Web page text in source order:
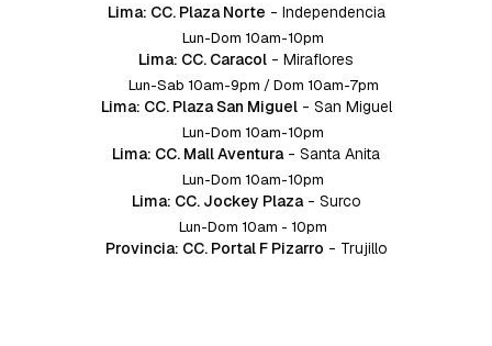
Lima: CC. Plaza Norte - Independencia
Lun-Dom 10am-10pm
Lima: CC. Caracol - Miraflores
Lun-Sab 10am-9pm / Dom 10am-7pm
Lima: CC. Plaza San Miguel - San Miguel
Lun-Dom 10am-10pm
Lima: CC. Mall Aventura - Santa Anita
Lun-Dom 10am-10pm
Lima: CC. Jockey Plaza - Surco
Lun-Dom 10am - 10pm
Provincia: CC. Portal F Pizarro - Trujillo